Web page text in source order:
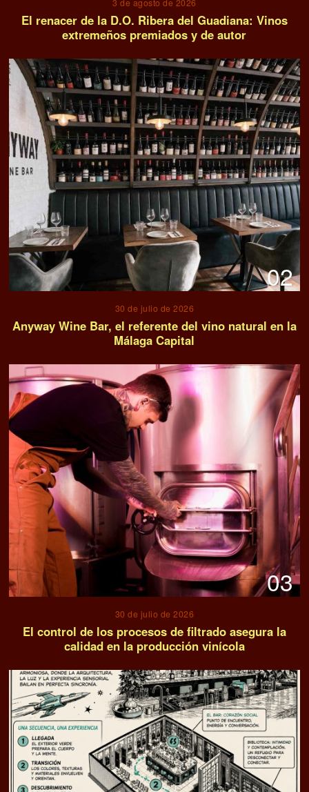
3 de agosto de 2026
El renacer de la D.O. Ribera del Guadiana: Vinos
extremeños premiados y de autor
02
30 de julio de 2026
Anyway Wine Bar, el referente del vino natural en la
Málaga Capital
03
30 de julio de 2026
El control de los procesos de filtrado asegura la
calidad en la producción vinícola